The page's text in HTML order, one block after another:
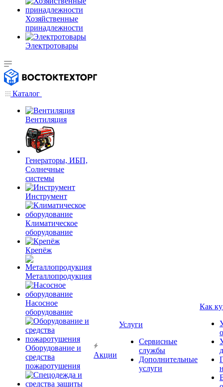
Хозяйственные
принадлежности
Электротовары
Каталог
Вентиляция
Генераторы, ИБП,
Солнечные
системы
Инструмент
Климатическое
оборудование
Крепёж
Металлопродукция
Насосное
оборудование
Оборудование и
средства
пожаротушения
Акции
Услуги
Сервисные
службы
Дополнительные
услуги
Как